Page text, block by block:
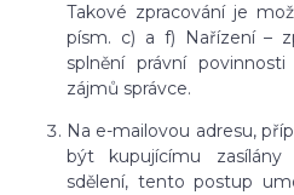
Takové zpracování je
písm. c) a f) Nařízení –
splnění právní
zájmů správce.
Na e-mailovou adresu,
být kupujícímu
sdělení, tento postup